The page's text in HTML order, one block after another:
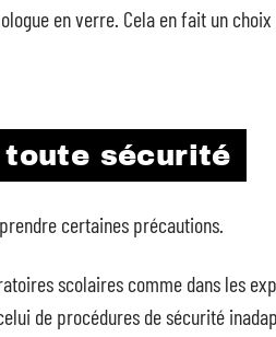
en verre. Cela en fait un
sécurité
certaines précautions.
scolaires comme dans les
de procédures de sécurité